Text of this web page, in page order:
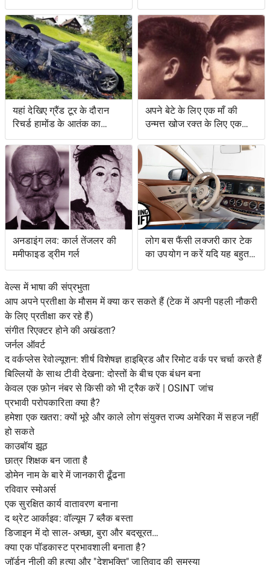
नया जैसा महसूस करा सकता है
यहां देखिए ग्रैंड टूर के दौरान
रिचर्ड हामोंड के आतंक का
वीडियो
अपने बेटे के लिए एक माँ की
उन्मत्त खोज रक्त के लिए एक
स्वाद के साथ एक बचत किसान
के लिए नेतृत्व की
अनडाइंग लव: कार्ल तेंजलर की
ममीफाइड ड्रीम गर्ल
लोग बस फैंसी लक्जरी कार टेक
का उपयोग न करें यदि यह बहुत
जटिल है
वेल्स में भाषा की संप्रभुता
आप अपने प्रतीक्षा के मौसम में क्या कर सकते हैं (टेक में अपनी पहली नौकरी
के लिए प्रतीक्षा कर रहे हैं)
संगीत रिएक्टर होने की अखंडता?
जर्नल ऑवर्ट
द वर्कप्लेस रेवोल्यूशन: शीर्ष विशेषज्ञ हाइब्रिड और रिमोट वर्क पर चर्चा करते हैं
बिल्लियों के साथ टीवी देखना: दोस्तों के बीच एक बंधन बना
केवल एक फ़ोन नंबर से किसी को भी ट्रैक करें | OSINT जांच
प्रभावी परोपकारिता क्या है?
हमेशा एक खतरा: क्यों भूरे और काले लोग संयुक्त राज्य अमेरिका में सहज नहीं
हो सकते
काउबॉय झूठ
छात्र शिक्षक बन जाता है
डोमेन नाम के बारे में जानकारी ढूँढना
रविवार स्मोअर्स
एक सुरक्षित कार्य वातावरण बनाना
द थ्रेट आर्काइव: वॉल्यूम 7 ब्लैक बस्ता
डिजाइन में दो साल- अच्छा, बुरा और बदसूरत…
क्या एक पॉडकास्ट प्रभावशाली बनाता है?
जॉर्डन नीली की हत्या और "देशभक्ति" जातिवाद की समस्या